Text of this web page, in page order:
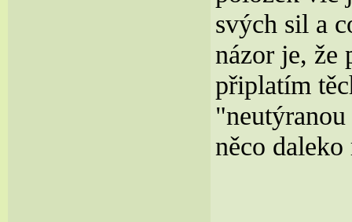
svých sil a
názor je, že
připlatím
něco